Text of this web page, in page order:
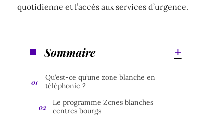
quotidienne et l’accès aux services d’urgence.
Sommaire
Qu’est-ce qu’une zone blanche en
téléphonie ?
Le programme Zones blanches
centres bourgs